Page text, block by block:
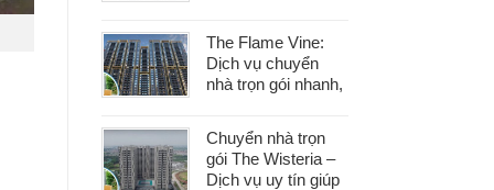
khâu
The Flame Vine:
Dịch vụ chuyển
nhà trọn gói nhanh,
Chuyển nhà trọn
gói The Wisteria –
Dịch vụ uy tín giúp